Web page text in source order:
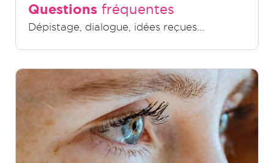
Questions fréquentes
Dépistage, dialogue, idées reçues...